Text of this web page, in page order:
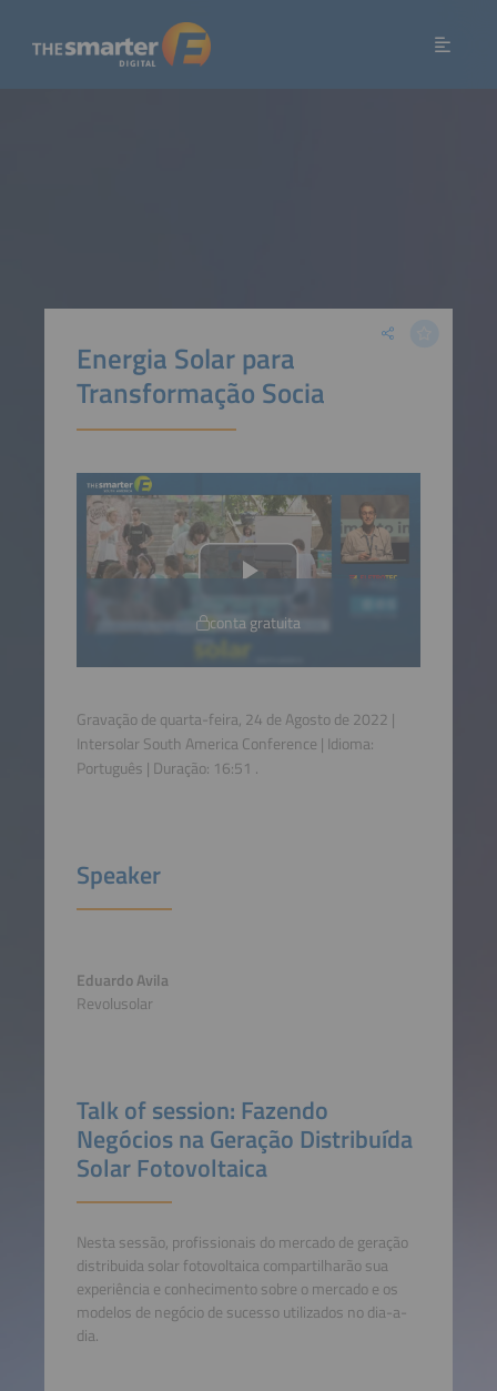
Energia Solar para
Transformação Socia
conta gratuita
Gravação de quarta-feira, 24 de Agosto de 2022 |
Intersolar South America Conference | Idioma:
Português | Duração: 16:51 .
Speaker
Eduardo Avila
Revolusolar
Talk of session: Fazendo
Negócios na Geração Distribuída
Solar Fotovoltaica
Nesta sessão, profissionais do mercado de geração
distribuida solar fotovoltaica compartilharão sua
experiência e conhecimento sobre o mercado e os
modelos de negócio de sucesso utilizados no dia-a-
dia.